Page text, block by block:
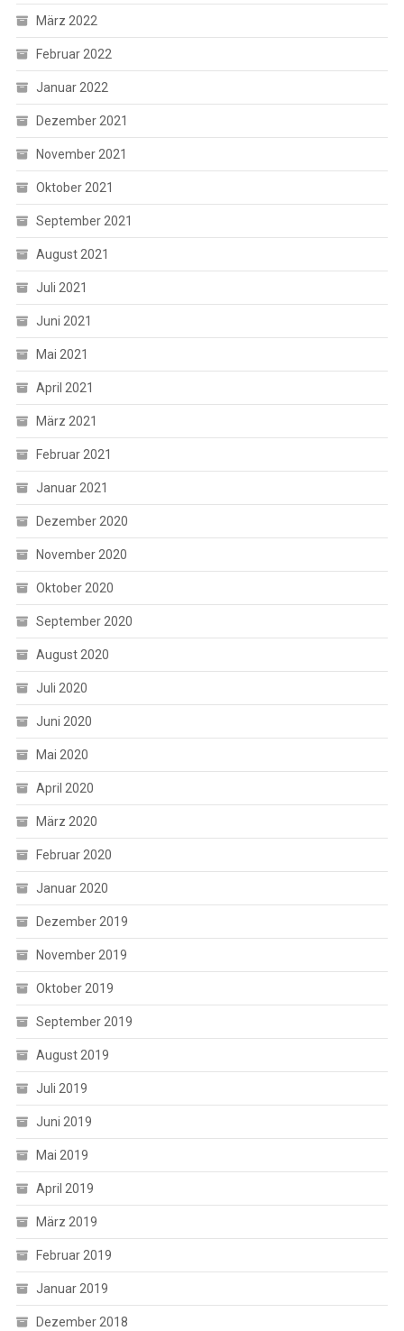
März 2022
Februar 2022
Januar 2022
Dezember 2021
November 2021
Oktober 2021
September 2021
August 2021
Juli 2021
Juni 2021
Mai 2021
April 2021
März 2021
Februar 2021
Januar 2021
Dezember 2020
November 2020
Oktober 2020
September 2020
August 2020
Juli 2020
Juni 2020
Mai 2020
April 2020
März 2020
Februar 2020
Januar 2020
Dezember 2019
November 2019
Oktober 2019
September 2019
August 2019
Juli 2019
Juni 2019
Mai 2019
April 2019
März 2019
Februar 2019
Januar 2019
Dezember 2018